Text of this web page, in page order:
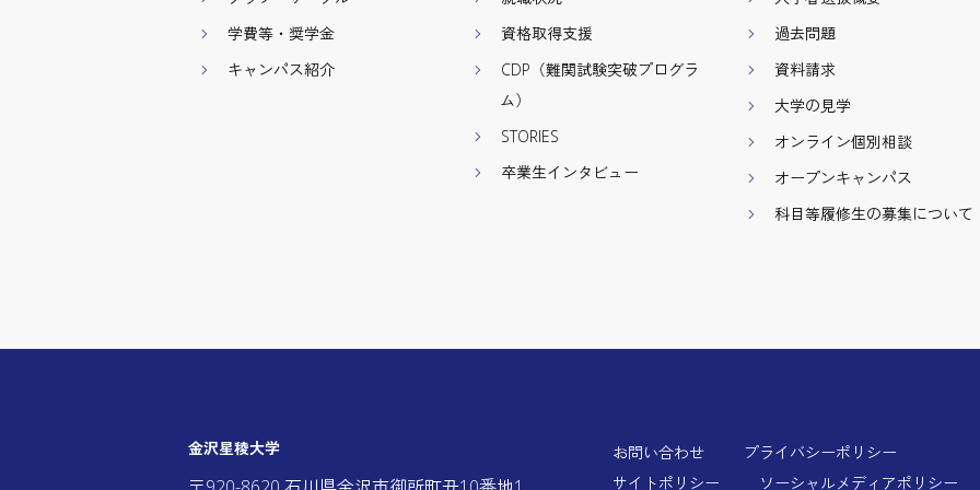
学費等・奨学金
キャンパス紹介
資格取得支援
CDP（難関試験突破プログラ
ム）
STORIES
卒業生インタビュー
過去問題
資料請求
大学の見学
オンライン個別相談
オープンキャンパス
科目等履修生の募集について
金沢星稜大学 お問い合わせ
プライバシーポリシー
サイトポリシー
ソーシャルメディアポリシー